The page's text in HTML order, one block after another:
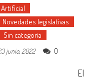
Novedades legislativas
Sin categoría
junio, 2022 0
El